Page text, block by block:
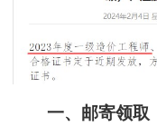
一、邮寄领取